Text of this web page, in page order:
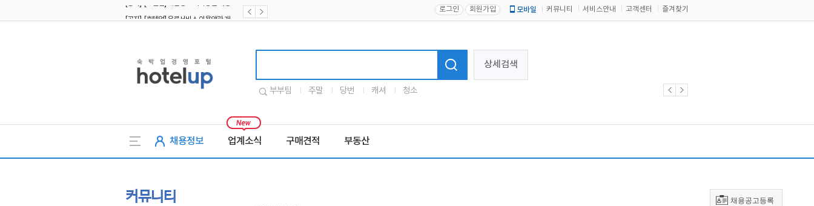
로그인 회원가입 모바일 커뮤니티 서비스안내 고객센터 즐겨찾기
상세검색
부부팀 주말 당번 캐셔 청소
채용정보 업계소식 구매견적 부동산
채용공고등록
커뮤니티